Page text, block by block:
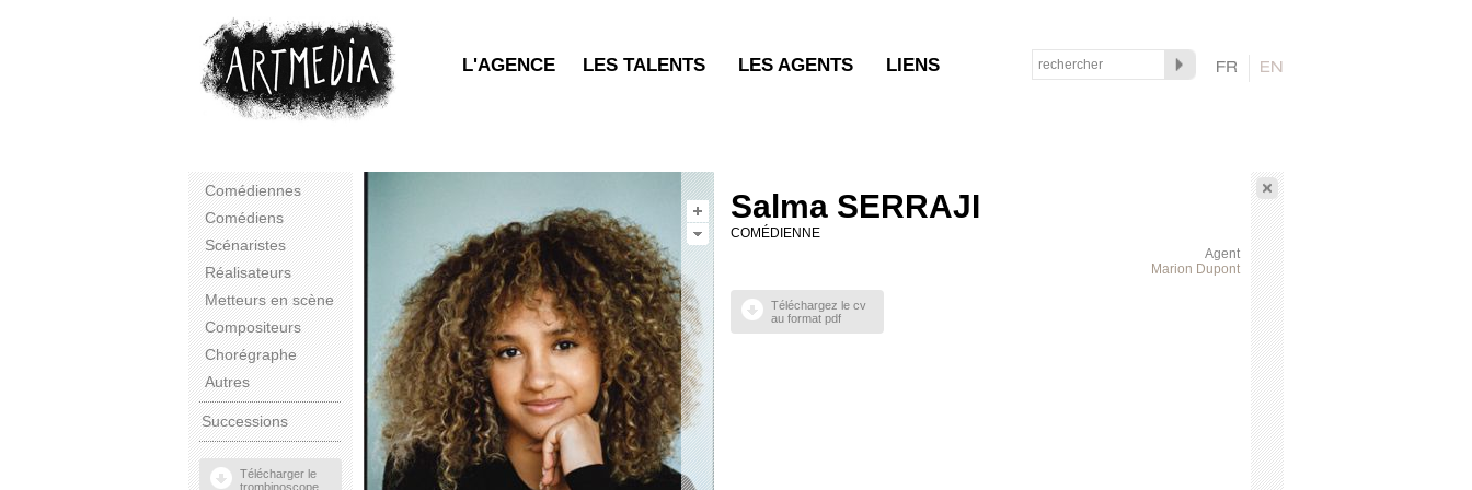
L'AGENCE LES TALENTS LES AGENTS LIENS
Comédiennes
Comédiens
Scénaristes
Réalisateurs
Metteurs en scène
Compositeurs
Chorégraphe
Autres
Successions
Télécharger le
trombinoscope
Salma SERRAJI
COMÉDIENNE
Téléchargez le cv
au format pdf
Agent
Marion Dupont